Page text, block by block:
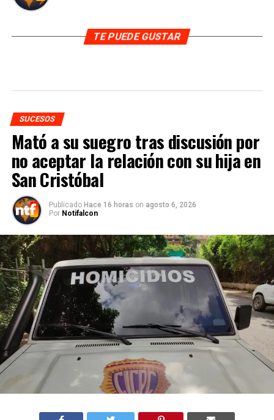
TE PUEDE GUSTAR
SUCESOS
Mató a su suegro tras discusión por
no aceptar la relación con su hija en
San Cristóbal
Publicado Hace 16 horas on agosto 6, 2026
Por Notifalcon